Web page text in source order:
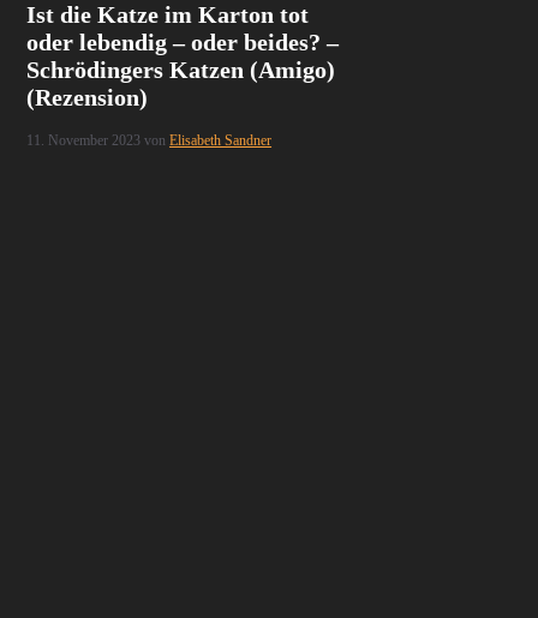
Ist die Katze im Karton tot
oder lebendig – oder beides? –
Schrödingers Katzen (Amigo)
(Rezension)
11. November 2023 vonElisabeth Sandner